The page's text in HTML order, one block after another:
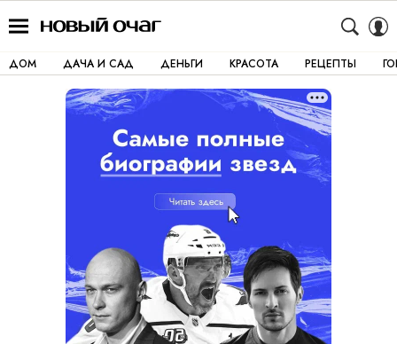
ДОМ ДАЧА И САД ДЕНЬГИ КРАСОТА РЕЦЕПТЫ